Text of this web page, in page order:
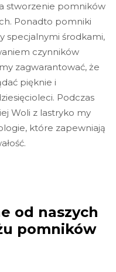
stworzenie pomników
Ponadto pomniki
specjalnymi środkami,
czynników
zagwarantować, że
pięknie i
Podczas
Woli z lastryko my
które zapewniają
od naszych
pomników